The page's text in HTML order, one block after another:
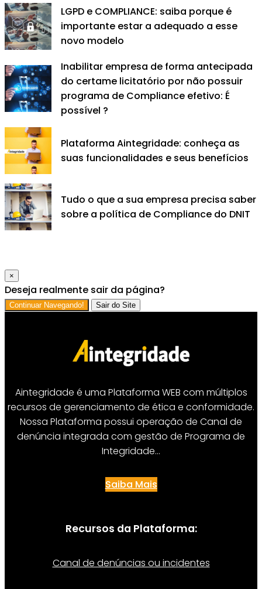
LGPD e COMPLIANCE: saiba porque é
importante estar a adequado a esse
novo modelo
Inabilitar empresa de forma antecipada
do certame licitatório por não possuir
programa de Compliance efetivo: É
possível ?
Plataforma Aintegridade: conheça as
suas funcionalidades e seus benefícios
Tudo o que a sua empresa precisa saber
sobre a política de Compliance do DNIT
×
Deseja realmente sair da página?
Continuar Navegando! Sair do Site
Aintegridade é uma Plataforma WEB com múltiplos
recursos de gerenciamento de ética e conformidade.
Nossa Plataforma possui operação de Canal de
denúncia integrada com gestão de Programa de
Integridade…
Saiba Mais
Recursos da Plataforma:
Canal de denúncias ou incidentes